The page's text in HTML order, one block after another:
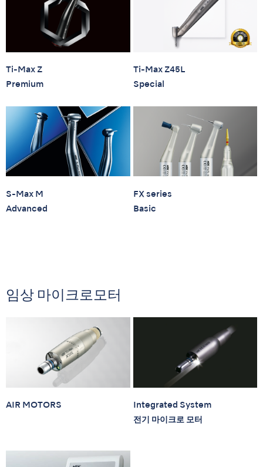
Ti-Max Z
Premium
Ti-Max Z45L
Special
S-Max M
Advanced
FX series
Basic
임상 마이크로모터
AIR MOTORS
Integrated System
전기 마이크로 모터